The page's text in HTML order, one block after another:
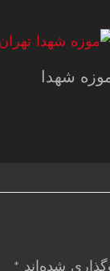
شهدا
شده‌اند *